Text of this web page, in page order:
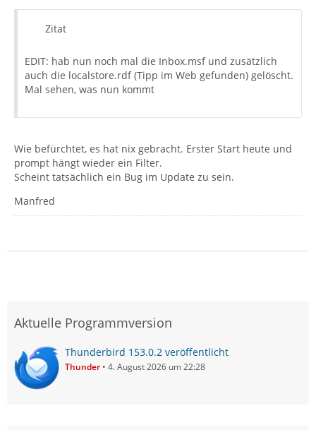
Zitat
EDIT: hab nun noch mal die Inbox.msf und zusätzlich
auch die localstore.rdf (Tipp im Web gefunden) gelöscht.
Mal sehen, was nun kommt
Wie befürchtet, es hat nix gebracht. Erster Start heute und
prompt hängt wieder ein Filter.
Scheint tatsächlich ein Bug im Update zu sein.
Manfred
Aktuelle Programmversion
Thunderbird 153.0.2 veröffentlicht
Thunder 4. August 2026 um 22:28